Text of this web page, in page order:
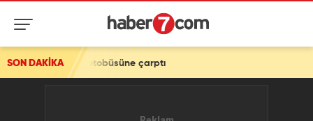
SON DAKİKA
otobüsüne çarptı